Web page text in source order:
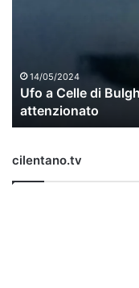
i
u
l
14/05/2024
Ufo a Celle di
attenzionato
cilentano.tv